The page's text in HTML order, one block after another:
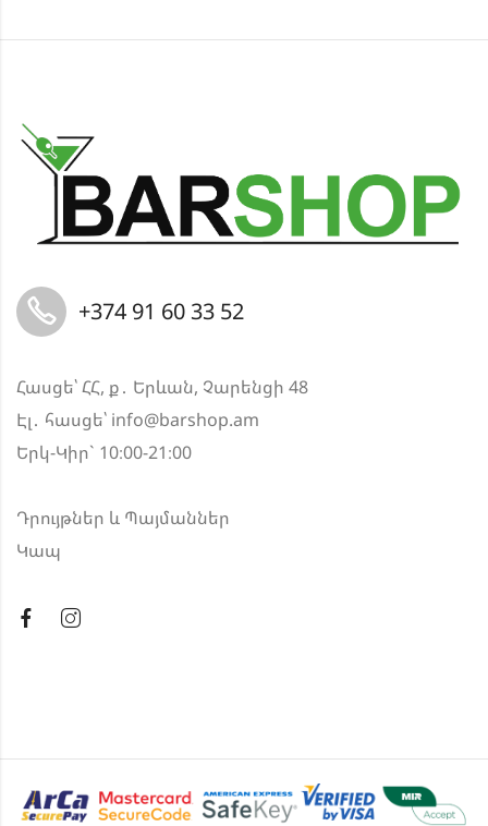
+374 91 60 33 52
Հասցե՝ ՀՀ, ք․ Երևան, Չարենցի 48
Էլ․ հասցե՝ info@barshop.am
Երկ-Կիր` 10։00-21։00
Դրույթներ և Պայմաններ
Կապ